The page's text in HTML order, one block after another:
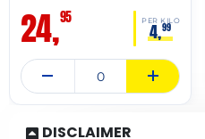
24,95 PER KILO
4,99
DISCLAIMER